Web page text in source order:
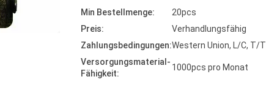
Min Bestellmenge:
20pcs
Preis:
Verhandlungsfähig
Zahlungsbedingungen:Western Union, L/C, T/T
Versorgungsmaterial-
Fähigkeit:
1000pcs pro Monat